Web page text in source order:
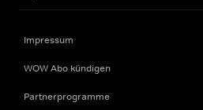
Impressum
WOW Abo kündigen
Partnerprogramme